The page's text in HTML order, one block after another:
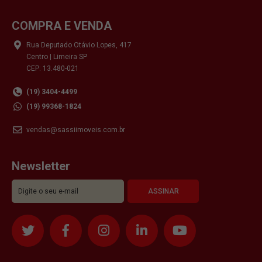
COMPRA E VENDA
Rua Deputado Otávio Lopes, 417
Centro | Limeira SP
CEP: 13.480-021
(19) 3404-4499
(19) 99368-1824
vendas@sassiimoveis.com.br
Newsletter